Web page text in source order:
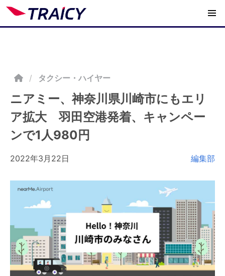
/ タクシー・ハイヤー
ニアミー、神奈川県川崎市にもエリ
ア拡大 羽田空港発着、キャンペー
ンで1人980円
2022年3月22日 編集部